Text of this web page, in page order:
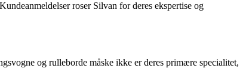
roser Silvan for deres ekspertise og
og rulleborde måske ikke er deres primære specialitet,